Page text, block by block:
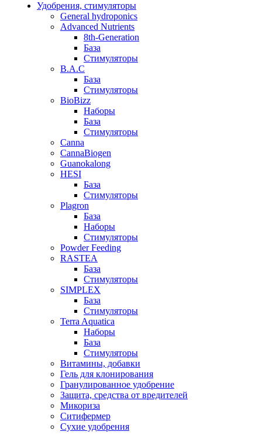
Удобрения, стимуляторы
General hydroponics
Advanced Nutrients
8th-Generation
База
Стимуляторы
B.A.C
База
Стимуляторы
BioBizz
Наборы
База
Стимуляторы
Canna
CannaBiogen
Guanokalong
HESI
База
Стимуляторы
Plagron
База
Наборы
Стимуляторы
Powder Feeding
RASTEA
База
Стимуляторы
SIMPLEX
База
Стимуляторы
Terra Aquatica
Наборы
База
Стимуляторы
Витамины, добавки
Гель для клонирования
Гранулированное удобрение
Защита, средства от вредителей
Микориза
Ситифермер
Сухие удобрения